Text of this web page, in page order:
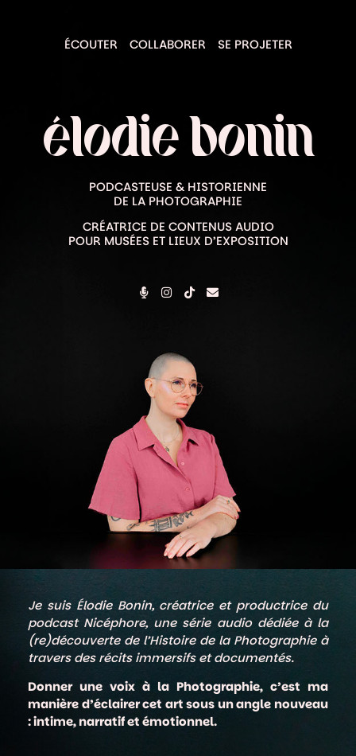
ÉCOUTER COLLABORER SE PROJETER
élodie bonin
PODCASTEUSE & HISTORIENNE
DE LA PHOTOGRAPHIE
CRÉATRICE DE CONTENUS AUDIO
POUR MUSÉES ET LIEUX D’EXPOSITION
Je suis Élodie Bonin, créatrice et productrice du
podcast Nicéphore, une série audio dédiée à la
(re)découverte de l’Histoire de la Photographie à
travers des récits immersifs et documentés.
Donner une voix à la Photographie, c’est ma
manière d’éclairer cet art sous un angle nouveau
: intime, narratif et émotionnel.